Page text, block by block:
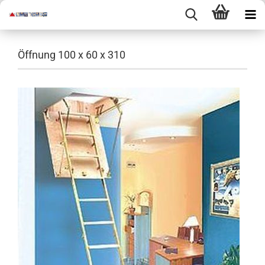
Öffnung 100 x 60 x 310